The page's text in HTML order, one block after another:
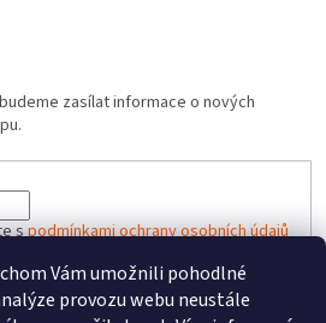
Vám umožnili pohodlné
provozu webu neustále
zasílat informace o nových
spodmínkami ochrany osobních údajů